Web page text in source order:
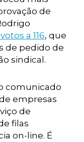
de
a 116, que
de pedido de
sindical.
comunicado
empresas
de
filas
on-line. É